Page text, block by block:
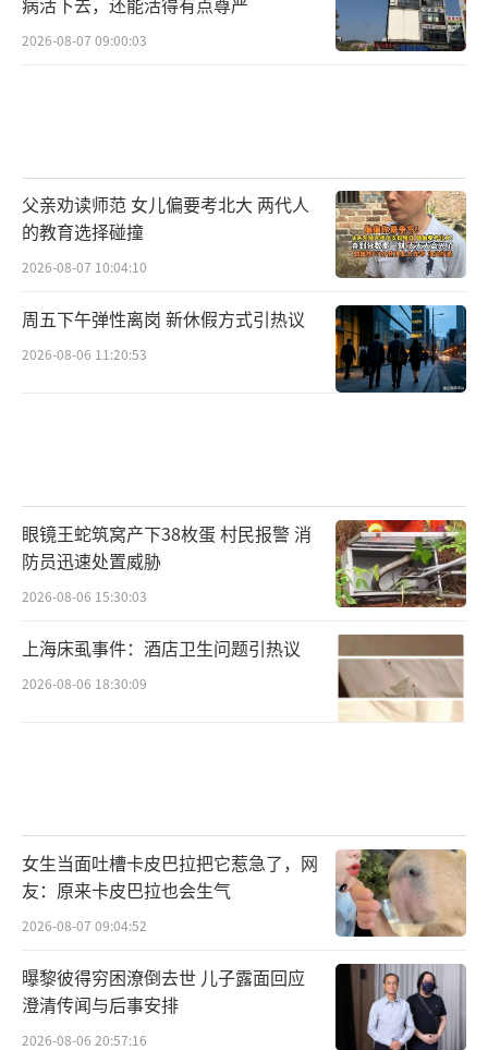
2026-08-07 09:00:03
父亲劝读师范 女儿偏要考北大 两代人
的教育选择碰撞
2026-08-07 10:04:10
周五下午弹性离岗 新休假方式引热议
2026-08-06 11:20:53
眼镜王蛇筑窝产下38枚蛋 村民报警 消
防员迅速处置威胁
2026-08-06 15:30:03
上海床虱事件：酒店卫生问题引热议
2026-08-06 18:30:09
女生当面吐槽卡皮巴拉把它惹急了，网
友：原来卡皮巴拉也会生气
2026-08-07 09:04:52
曝黎彼得穷困潦倒去世 儿子露面回应
澄清传闻与后事安排
2026-08-06 20:57:16